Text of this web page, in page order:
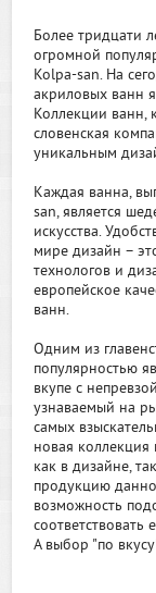
Более тридцати
огромной
Kolpa-san. На
акриловых ванн
Коллекции ванн,
словенская
уникальным
Каждая ванна,
san, является
искусства.
мире дизайн –
технологов и
европейское
ванн.
Одним из
популярностью
вкупе с
узнаваемый на
самых
новая
как в дизайне,
продукцию
возможность
соответствовать
А выбор "по